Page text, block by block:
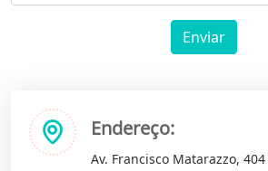
Enviar
Endereço:
Av. Francisco Matarazzo,